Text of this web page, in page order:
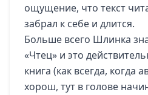
ощущение, что текст
забрал к себе и длится.
Больше всего Шлинка
«Чтец» и это
книга (как всегда, когда
хорош, тут в голове